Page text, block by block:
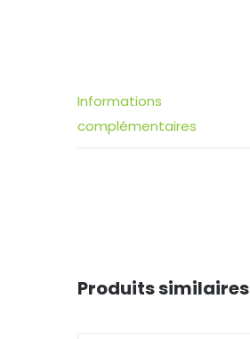
Informations
complémentaires
Produits similaires